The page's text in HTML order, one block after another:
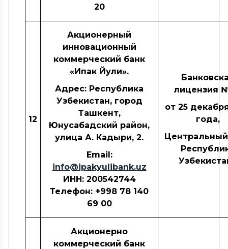
20
12
Акционерный
инновационный
коммерческий банк
«Ипак Йули».
Адрес: Республика
Узбекистан, город
Ташкент,
Юнусабадский район,
улица А. Кадыри, 2.
Email:
info@ipakyulibank.uz
ИНН: 200542744
Телефон: +998 78 140
69 00
лицензия
от 25
года,
Акционерно
коммерческий банк